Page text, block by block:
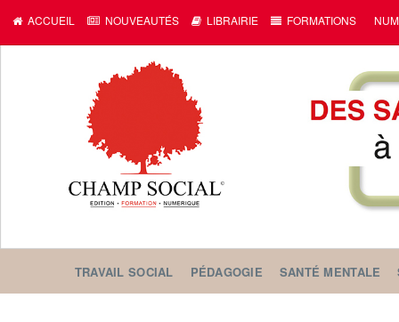
ACCUEIL NOUVEAUTÉS LIBRAIRIE FORMATIONS
TRAVAIL SOCIAL PÉDAGOGIE SANTÉ MENTALE